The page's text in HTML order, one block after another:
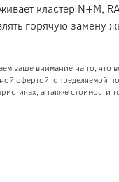
кластер N+M,
горячую замену
ваше внимание на то, что
офертой, определяемой
а также